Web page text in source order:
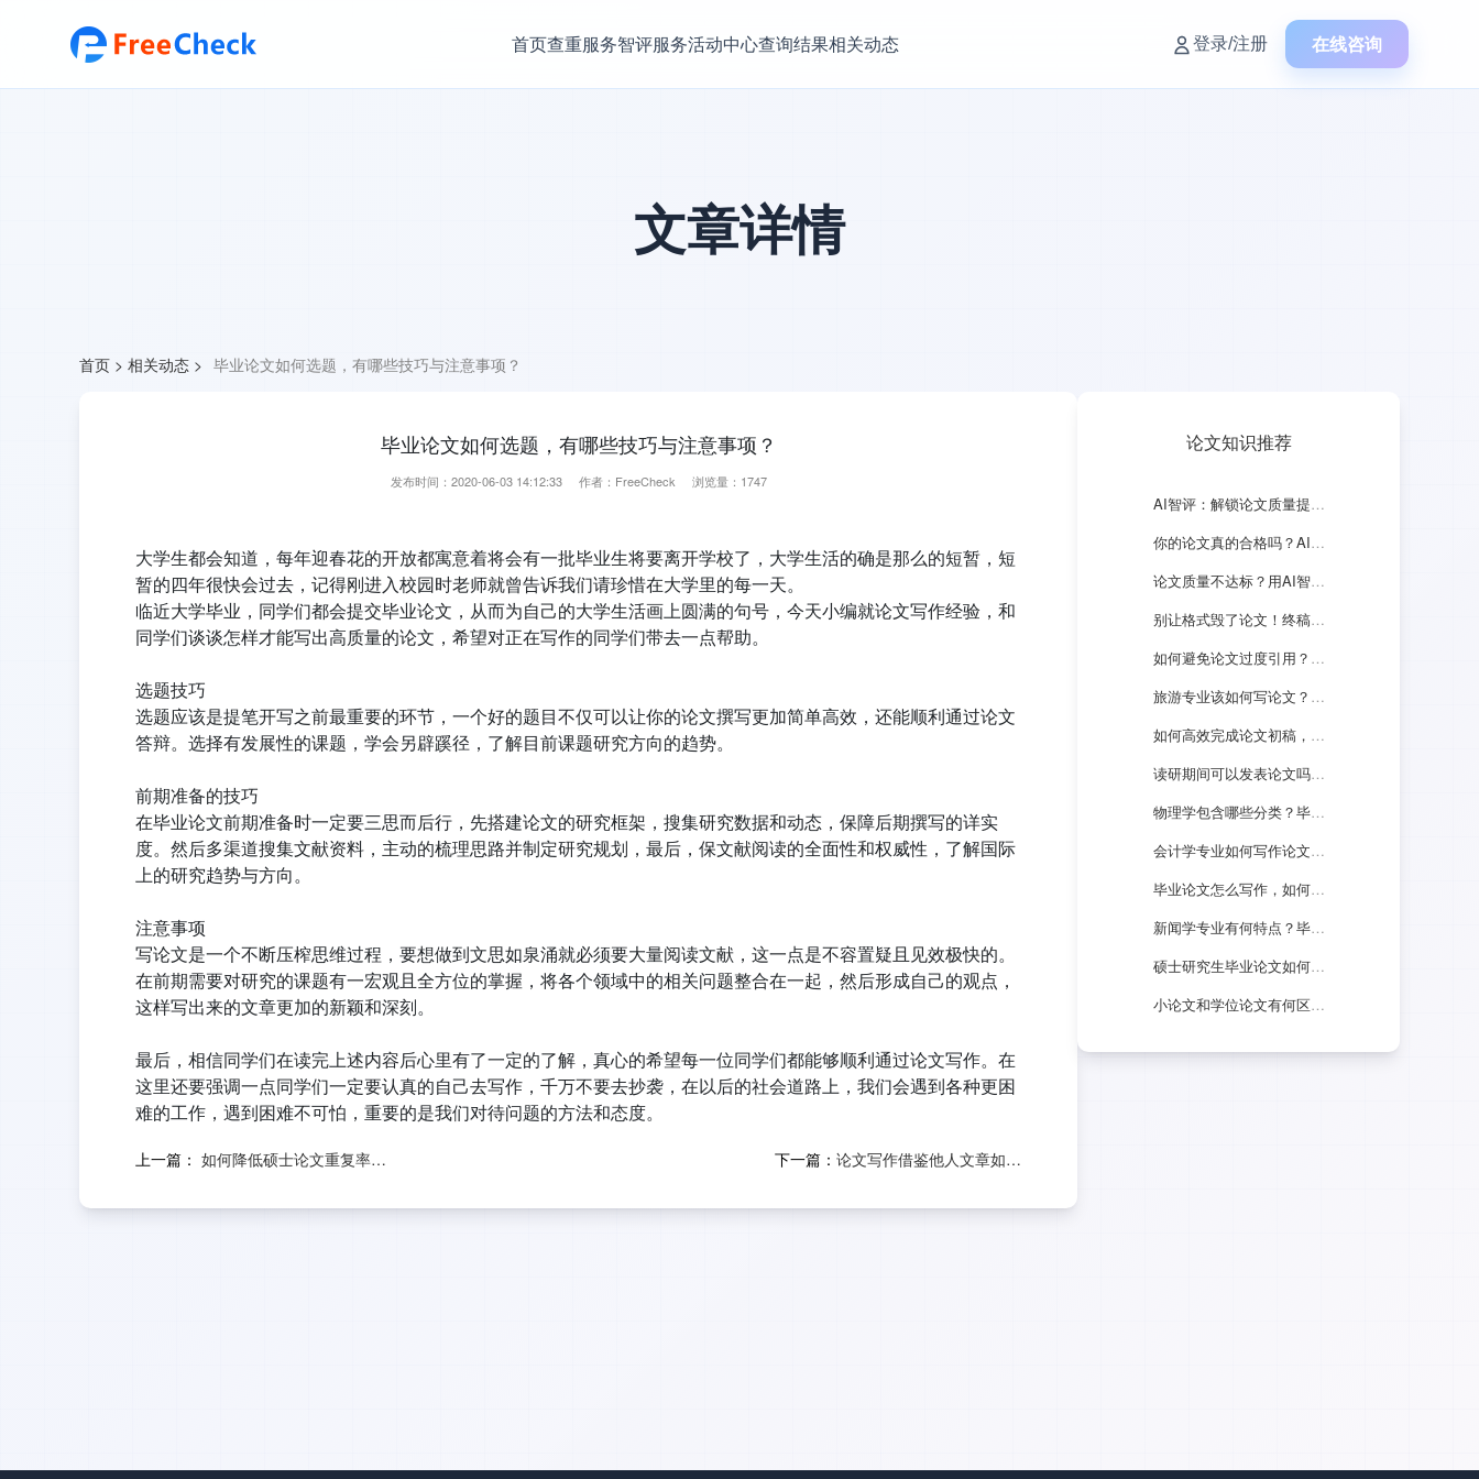
首页查重服务智评服务活动中心查询结果相关动态 登录/注册 在线咨询
文章详情
首页 > 相关动态 > 毕业论文如何选题，有哪些技巧与注意事项？
毕业论文如何选题，有哪些技巧与注意事项？
发布时间：2020-06-03 14:12:33 作者：FreeCheck 浏览量：1747
大学生都会知道，每年迎春花的开放都寓意着将会有一批毕业生将要离开学校了，大学生活的确是那么的短暂，短
暂的四年很快会过去，记得刚进入校园时老师就曾告诉我们请珍惜在大学里的每一天。
临近大学毕业，同学们都会提交毕业论文，从而为自己的大学生活画上圆满的句号，今天小编就论文写作经验，和
同学们谈谈怎样才能写出高质量的论文，希望对正在写作的同学们带去一点帮助。
选题技巧
选题应该是提笔开写之前最重要的环节，一个好的题目不仅可以让你的论文撰写更加简单高效，还能顺利通过论文
答辩。选择有发展性的课题，学会另辟蹊径，了解目前课题研究方向的趋势。
前期准备的技巧
在毕业论文前期准备时一定要三思而后行，先搭建论文的研究框架，搜集研究数据和动态，保障后期撰写的详实
度。然后多渠道搜集文献资料，主动的梳理思路并制定研究规划，最后，保文献阅读的全面性和权威性，了解国际
上的研究趋势与方向。
注意事项
写论文是一个不断压榨思维过程，要想做到文思如泉涌就必须要大量阅读文献，这一点是不容置疑且见效极快的。
在前期需要对研究的课题有一宏观且全方位的掌握，将各个领域中的相关问题整合在一起，然后形成自己的观点，
这样写出来的文章更加的新颖和深刻。
最后，相信同学们在读完上述内容后心里有了一定的了解，真心的希望每一位同学们都能够顺利通过论文写作。在
这里还要强调一点同学们一定要认真的自己去写作，千万不要去抄袭，在以后的社会道路上，我们会遇到各种更困
难的工作，遇到困难不可怕，重要的是我们对待问题的方法和态度。
上一篇： 如何降低硕士论文重复率，有什么技巧？ 下一篇： 论文写作借鉴他人文章如何避免抄袭行为？
论文知识推荐
AI智评：解锁论文质量提升新路径！
你的论文真的合格吗？AI智评告诉你隐藏缺陷
论文质量不达标？用AI智评轻松搞定！
别让格式毁了论文！终稿打印关键须知
如何避免论文过度引用？这些方法你一定要会
旅游专业该如何写论文？有何技巧？
如何高效完成论文初稿，四种方法教会你
读研期间可以发表论文吗？能否用FreeCheck查重？
物理学包含哪些分类？毕业论文如何选题？
会计学专业如何写作论文？有何技巧？
毕业论文怎么写作，如何选择合适的查重系统？
新闻学专业有何特点？毕业论文怎么写？
硕士研究生毕业论文如何选题，有何技巧？
小论文和学位论文有何区别？研究生必看！